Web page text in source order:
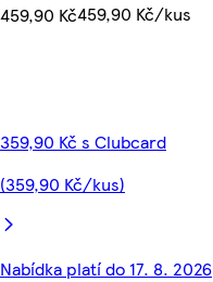
459,90 Kč459,90 Kč/kus
359,90 Kč s Clubcard
(359,90 Kč/kus)
Nabídka platí do 17. 8. 2026